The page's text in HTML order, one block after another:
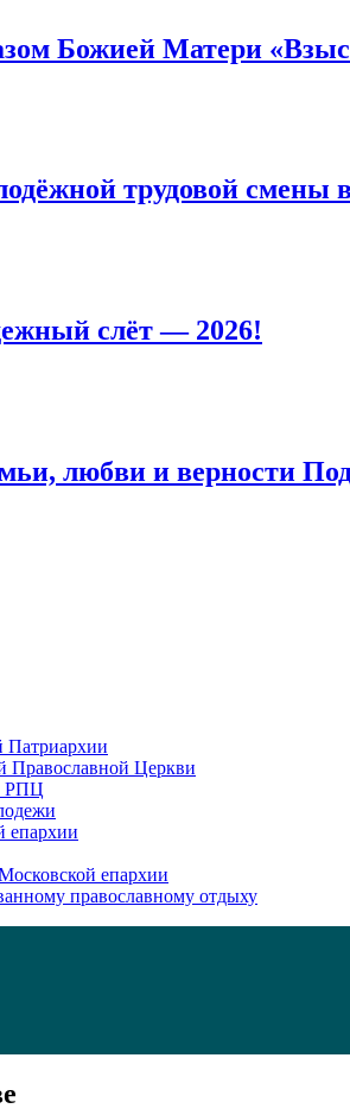
Божией Матери
трудовой смены
слёт — 2026!
любви и верности
Патриархии
Православной Церкви
РПЦ
епархии
епархии
православному отдыху